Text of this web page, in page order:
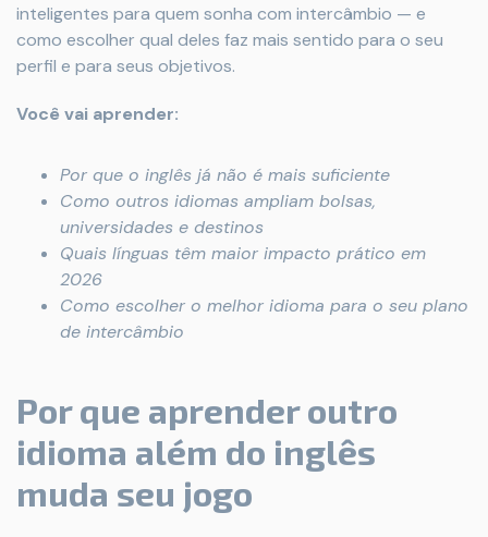
inteligentes para quem sonha com intercâmbio — e
como escolher qual deles faz mais sentido para o seu
perfil e para seus objetivos.
Você vai aprender:
Por que o inglês já não é mais suficiente
Como outros idiomas ampliam bolsas,
universidades e destinos
Quais línguas têm maior impacto prático em
2026
Como escolher o melhor idioma para o seu plano
de intercâmbio
Por que aprender outro
idioma além do inglês
muda seu jogo